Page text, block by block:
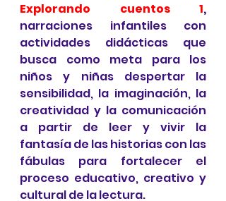
Explorando cuentos 1
narraciones infantiles con
actividades didácticas que
busca como meta para los
niños y niñas despertar la
sensibilidad, la imaginación, la
creatividad y la comunicación
a partir de leer y vivir la
fantasía de las historias con las
fábulas para fortalecer el
proceso educativo, creativo y
cultural de la lectura.